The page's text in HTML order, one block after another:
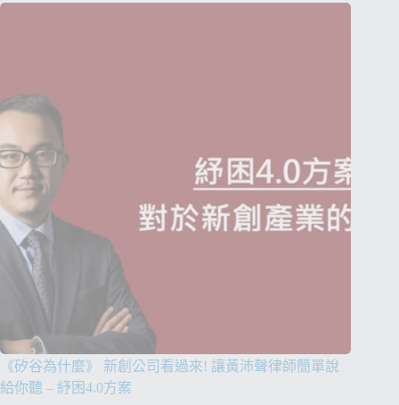
《矽谷為什麼》 新創公司看過來! 讓黃沛聲律師簡單說
給你聽 – 紓困4.0方案